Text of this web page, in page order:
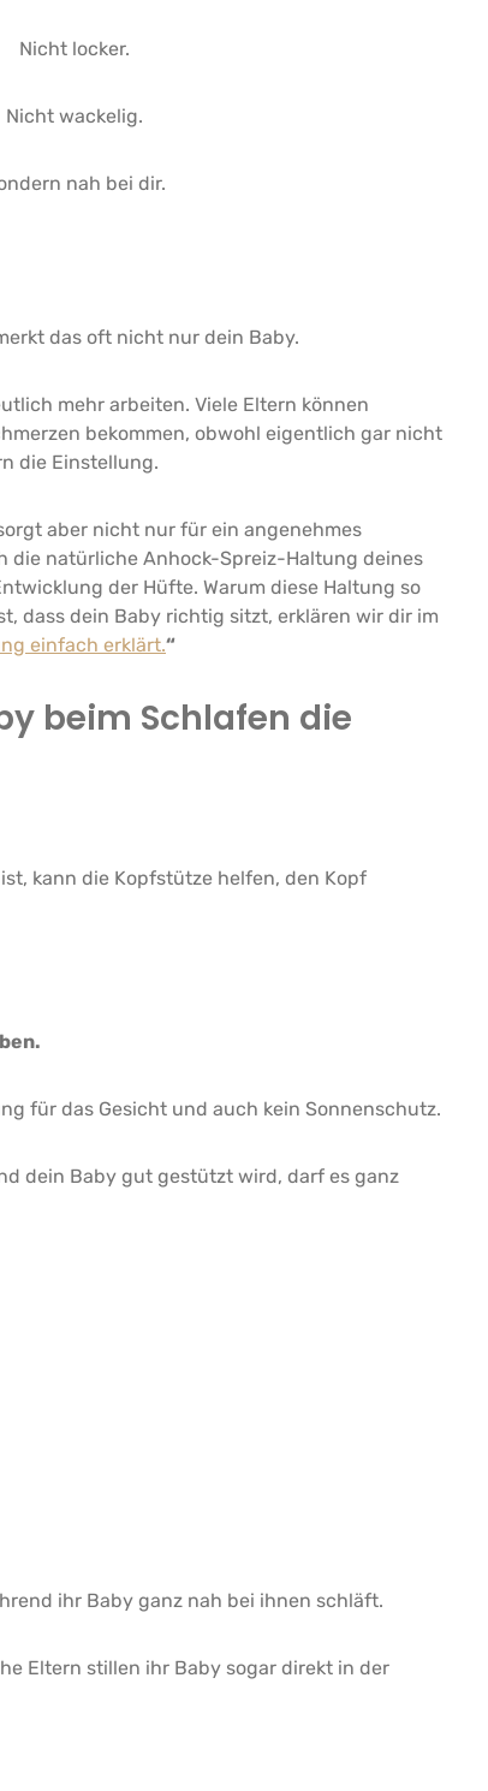
Nicht locker.
Nicht wackelig.
nah bei dir.
das oft nicht nur dein Baby.
mehr arbeiten. Viele Eltern können
bekommen, obwohl eigentlich gar nicht
die Einstellung.
aber nicht nur für ein angenehmes
die natürliche Anhock-Spreiz-Haltung deines
der Hüfte. Warum diese Haltung so
dass dein Baby richtig sitzt, erklären wir dir im
einfach erklärt.“
beim Schlafen die
kann die Kopfstütze helfen, den Kopf
für das Gesicht und auch kein Sonnenschutz.
dein Baby gut gestützt wird, darf es ganz
ihr Baby ganz nah bei ihnen schläft.
Eltern stillen ihr Baby sogar direkt in der